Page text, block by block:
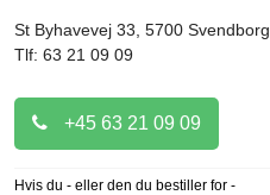
St Byhavevej 33, 5700 Svendborg
Tlf: 63 21 09 09
+45 63 21 09 09
Hvis du - eller den du bestiller for -